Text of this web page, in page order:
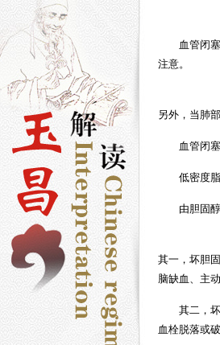
血管闭
注意。
另外，当肺
血管闭
低密度
由胆固
其一，坏胆
脑缺血、主
其二，
血栓脱落或